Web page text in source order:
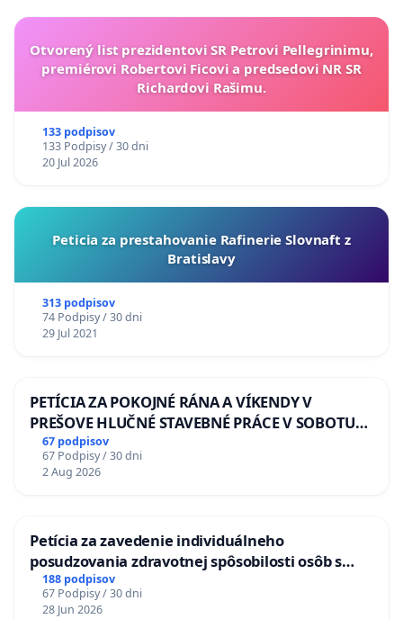
Otvorený list prezidentovi SR Petrovi Pellegrinimu,
premiérovi Robertovi Ficovi a predsedovi NR SR
Richardovi Rašimu.
133 podpisov
133 Podpisy / 30 dni
20 Jul 2026
Peticia za prestahovanie Rafinerie Slovnaft z
Bratislavy
313 podpisov
74 Podpisy / 30 dni
29 Jul 2021
PETÍCIA ZA POKOJNÉ RÁNA A VÍKENDY V
PREŠOVE HLUČNÉ STAVEBNÉ PRÁCE V SOBOTU
LEN OD 9.00 DO 13.00 HOD., CEZ PRACOVNÝ
TÝŽDEŇ CIEĽ 8.00 – 18.00 HOD. A PRAVIDELNÁ
KONTROLA STAVBY C-AREA NA
67 podpisov
67 Podpisy / 30 dni
2 Aug 2026
Petícia za zavedenie individuálneho
posudzovania zdravotnej spôsobilosti osôb s
diabetom 1. a 2. typu pri prijímaní do
Policajného zboru SR
188 podpisov
67 Podpisy / 30 dni
28 Jun 2026